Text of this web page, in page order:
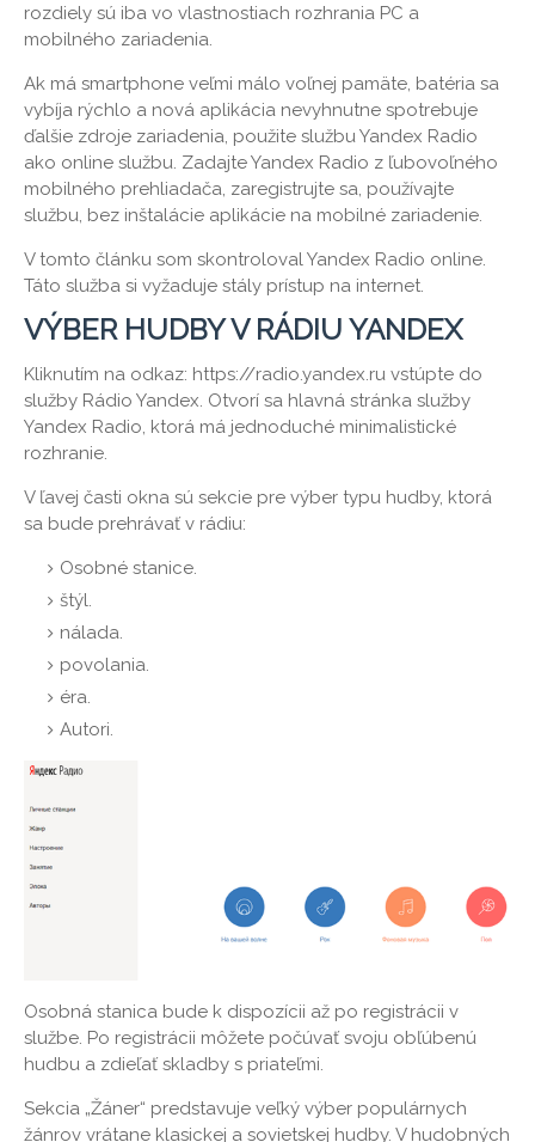
rozdiely sú iba vo vlastnostiach rozhrania PC a
mobilného zariadenia.
Ak má smartphone veľmi málo voľnej pamäte, batéria sa
vybíja rýchlo a nová aplikácia nevyhnutne spotrebuje
ďalšie zdroje zariadenia, použite službu Yandex Radio
ako online službu. Zadajte Yandex Radio z ľubovoľného
mobilného prehliadača, zaregistrujte sa, používajte
službu, bez inštalácie aplikácie na mobilné zariadenie.
V tomto článku som skontroloval Yandex Radio online.
Táto služba si vyžaduje stály prístup na internet.
VÝBER HUDBY V RÁDIU YANDEX
Kliknutím na odkaz: https://radio.yandex.ru vstúpte do
služby Rádio Yandex. Otvorí sa hlavná stránka služby
Yandex Radio, ktorá má jednoduché minimalistické
rozhranie.
V ľavej časti okna sú sekcie pre výber typu hudby, ktorá
sa bude prehrávať v rádiu:
Osobné stanice.
štýl.
nálada.
povolania.
éra.
Autori.
Osobná stanica bude k dispozícii až po registrácii v
službe. Po registrácii môžete počúvať svoju obľúbenú
hudbu a zdieľať skladby s priateľmi.
Sekcia „Žáner“ predstavuje veľký výber populárnych
žánrov vrátane klasickej a sovietskej hudby. V hudobných